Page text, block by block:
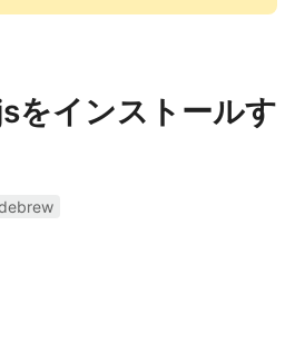
をインストールす